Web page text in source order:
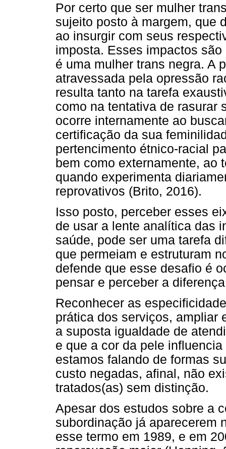
Por certo que ser mulher
sujeito posto à margem, que
ao insurgir com seus
imposta. Esses impactos
é uma mulher trans negra. A
atravessada pela opressão
resulta tanto na tarefa
como na tentativa de rasurar
ocorre internamente ao
certificação da sua
pertencimento étnico-racial
bem como externamente, ao
quando experimenta
reprovativos (Brito, 2016).
Isso posto, perceber esses
de usar a lente analítica das
saúde, pode ser uma tarefa
que permeiam e estruturam
defende que esse desafio é
pensar e perceber a
Reconhecer as
prática dos serviços, ampliar
a suposta igualdade de
e que a cor da pele
estamos falando de formas
custo negadas, afinal, não
tratados(as) sem distinção.
Apesar dos estudos sobre a
subordinação já aparecerem
esse termo em 1989, e em